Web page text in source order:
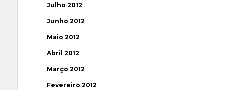
Julho 2012
Junho 2012
Maio 2012
Abril 2012
Março 2012
Fevereiro 2012